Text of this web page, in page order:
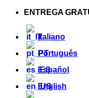
Saltar
conteúdo
ENTREGA
Italiano
Português
Español
English